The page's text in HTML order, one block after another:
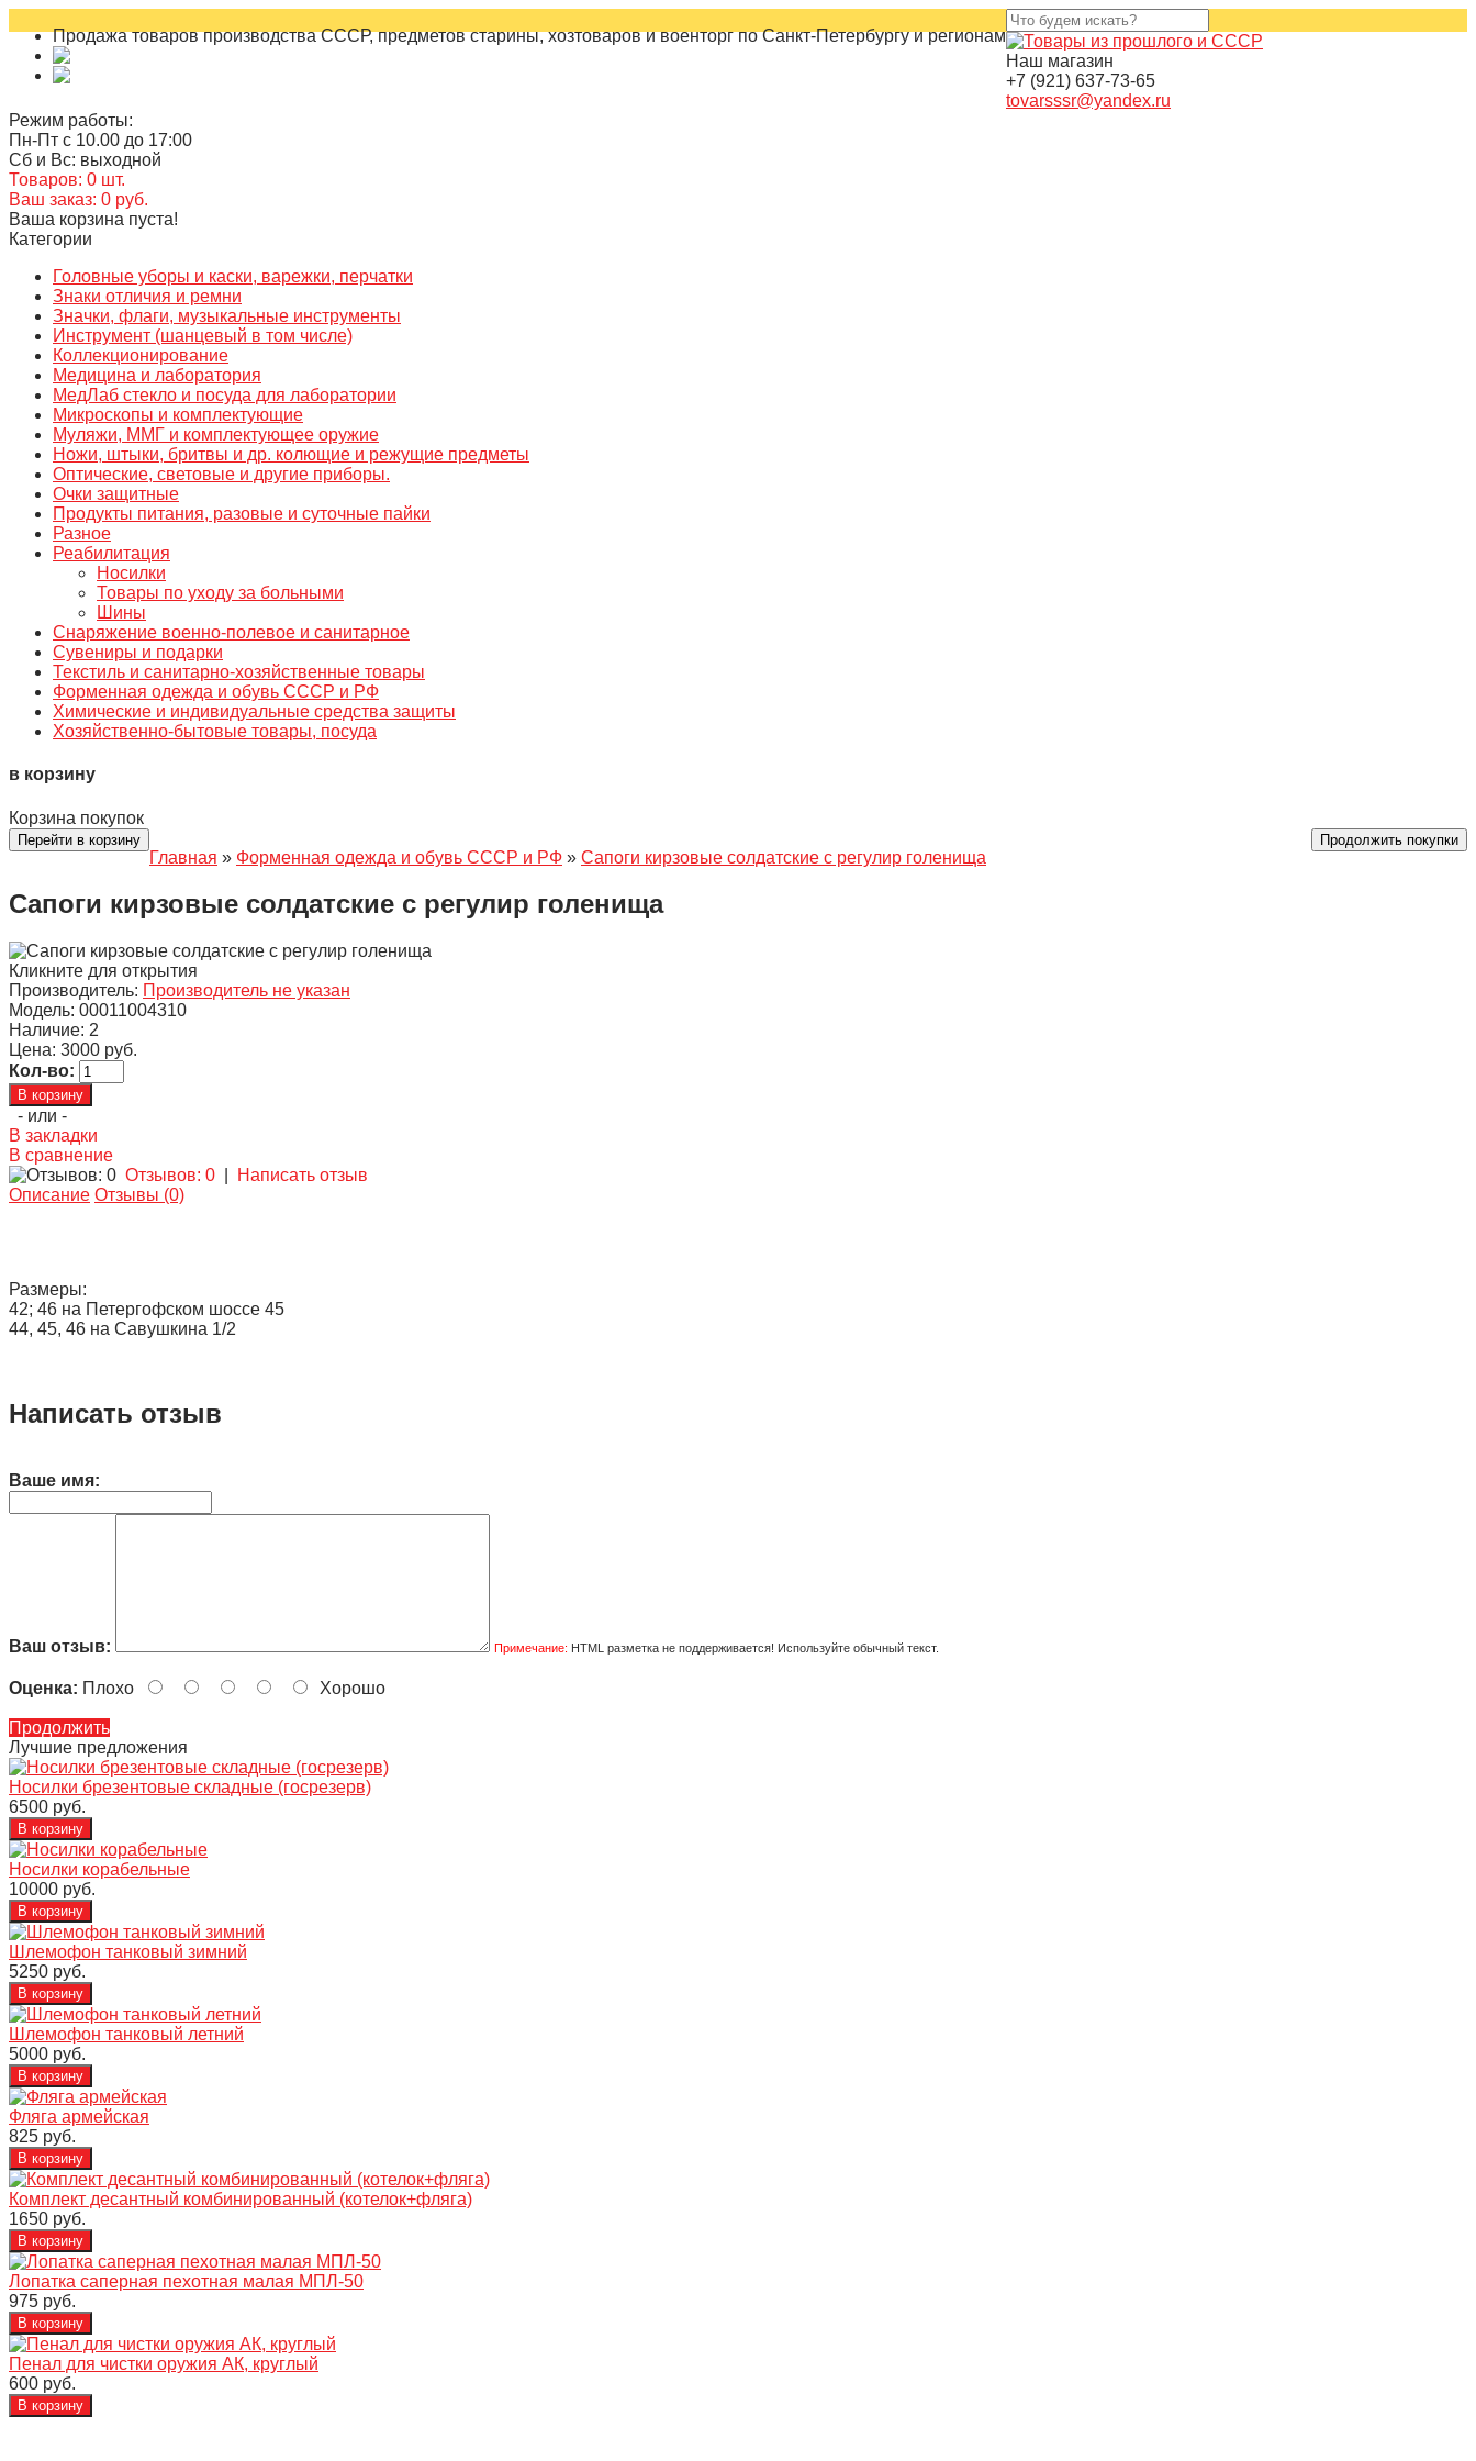
Продажа товаров производства СССР, предметов старины, хозтоваров и военторг по Санкт-Петербургу и регионам
Наш магазин
+7 (921) 637-73-65
tovarsssr@yandex.ru
Режим работы:
Пн-Пт с 10.00 до 17:00
Сб и Вс: выходной
Товаров: 0 шт.
Ваш заказ: 0 руб.
Ваша корзина пуста!
Категории
Головные уборы и каски, варежки, перчатки
Знаки отличия и ремни
Значки, флаги, музыкальные инструменты
Инструмент (шанцевый в том числе)
Коллекционирование
Медицина и лаборатория
МедЛаб стекло и посуда для лаборатории
Микроскопы и комплектующие
Муляжи, ММГ и комплектующее оружие
Ножи, штыки, бритвы и др. колющие и режущие предметы
Оптические, световые и другие приборы.
Очки защитные
Продукты питания, разовые и суточные пайки
Разное
Реабилитация
Носилки
Товары по уходу за больными
Шины
Снаряжение военно-полевое и санитарное
Сувениры и подарки
Текстиль и санитарно-хозяйственные товары
Форменная одежда и обувь СССР и РФ
Химические и индивидуальные средства защиты
Хозяйственно-бытовые товары, посуда
в корзину
Корзина покупок
Перейти в корзину Продолжить покупки
Главная » Форменная одежда и обувь СССР и РФ » Сапоги кирзовые солдатские с регулир голенища
Сапоги кирзовые солдатские с регулир голенища
Кликните для открытия
Производитель: Производитель не указан
Модель: 00011004310
Наличие: 2
Цена: 3000 руб.
Кол-во:
- или -
В закладки
В сравнение
Отзывов: 0
Написать отзыв
Описание Отзывы (0)
Размеры:
42; 46 на Петергофском шоссе 45
44, 45, 46 на Савушкина 1/2
Написать отзыв
Ваше имя:
Ваш отзыв: Примечание: HTML разметка не поддерживается! Используйте обычный текст.
Оценка: Плохо Хорошо
Продолжить
Лучшие предложения
Носилки брезентовые складные (госрезерв)
6500 руб.
Носилки корабельные
10000 руб.
Шлемофон танковый зимний
5250 руб.
Шлемофон танковый летний
5000 руб.
Фляга армейская
825 руб.
Комплект десантный комбинированный (котелок+фляга)
1650 руб.
Лопатка саперная пехотная малая МПЛ-50
975 руб.
Пенал для чистки оружия АК, круглый
600 руб.